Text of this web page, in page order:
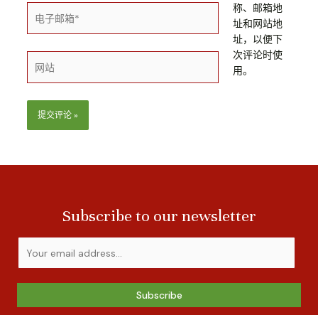
称、邮箱地
址和网站地
址，以便下
次评论时使
用。
Subscribe to our newsletter
Subscribe